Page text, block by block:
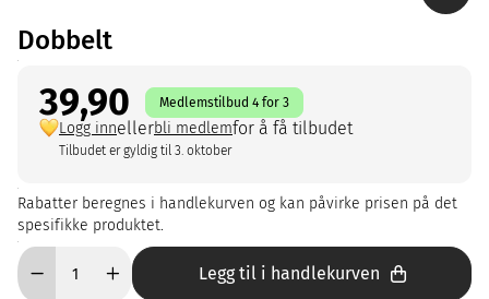
Dobbelt
39,90 Medlemstilbud 4 for 3
Logg innellerbli medlemfor å få tilbudet
Tilbudet er gyldig til 3. oktober
Rabatter beregnes i handlekurven og kan påvirke prisen på det
spesifikke produktet.
Legg til i handlekurven